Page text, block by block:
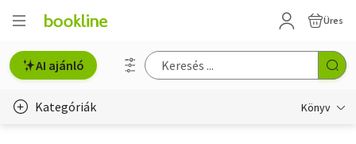
Üres
AI ajánló
Kategóriák Könyv